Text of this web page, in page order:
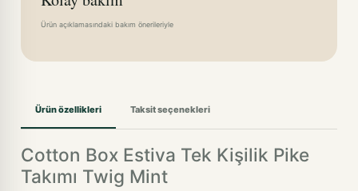
Ürün açıklamasındaki bakım önerileriyle
Ürün özellikleri Taksit seçenekleri
Cotton Box Estiva Tek Kişilik Pike
Takımı Twig Mint